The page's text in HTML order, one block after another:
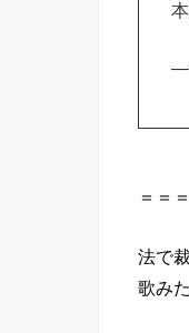
—
＝＝
法で
歌み